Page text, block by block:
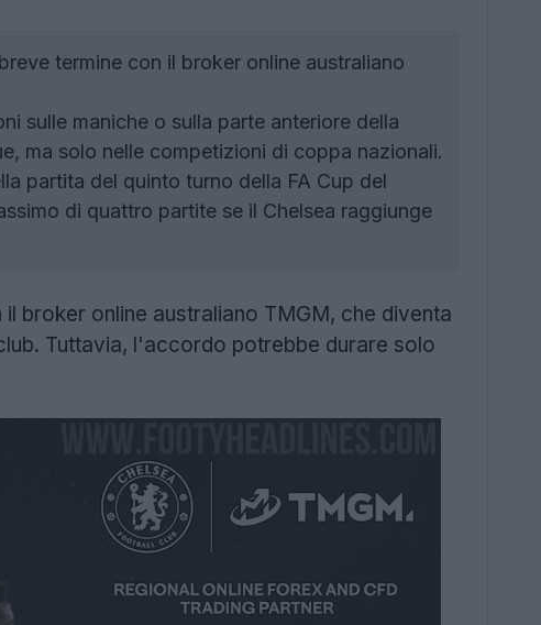
termine con il broker online australiano
sulle maniche o sulla parte anteriore della
ma solo nelle competizioni di coppa nazionali.
partita del quinto turno della FA Cup del
di quattro partite se il Chelsea raggiunge
broker online australiano TMGM, che diventa
Tuttavia, l'accordo potrebbe durare solo